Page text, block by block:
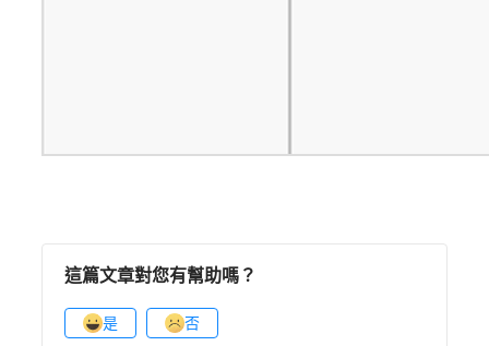
這篇文章對您有幫助嗎？
是 否